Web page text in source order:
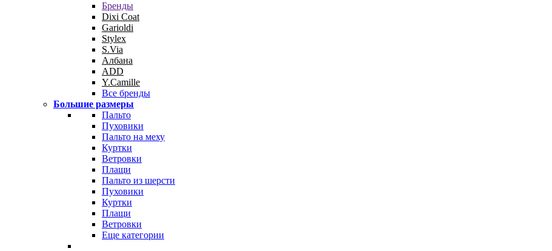
Бренды
Dixi Coat
Garioldi
Stylex
S.Via
Албана
ADD
Y.Camille
Все бренды
Большие размеры
Пальто
Пуховики
Пальто на меху
Куртки
Ветровки
Плащи
Пальто из шерсти
Пуховики
Куртки
Плащи
Ветровки
Еще категории